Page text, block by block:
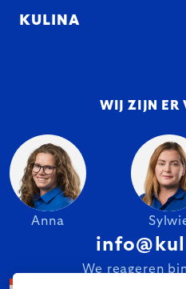
KULINA
WIJ ZIJN ER
Anna
We reageren